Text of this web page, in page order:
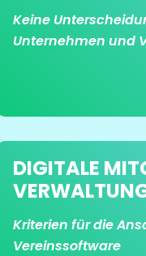
Keine
Unternehmen und
DIGITALE
Kriterien für die
Vereinssoftware